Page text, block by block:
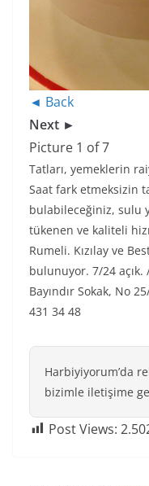
◄ Back
Next ►
Picture 1 of 7
Tatları, yemeklerin
Saat fark etmeksizin
bulabileceğiniz, sulu
tükenen ve kaliteli
Rumeli. Kızılay ve
bulunuyor. 7/24
Bayındır Sokak, No
431 34 48
Harbiyiyorum’da
bizimle iletişime
Post Views: